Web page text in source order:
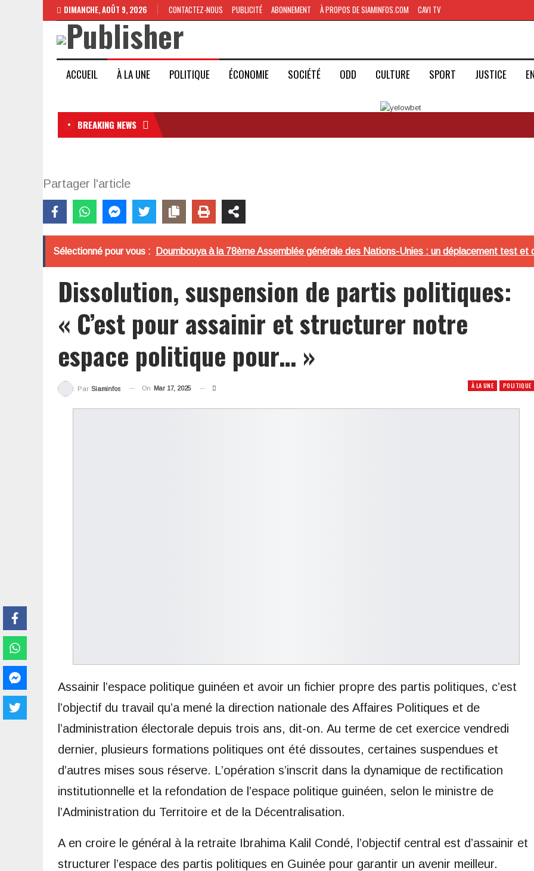
DIMANCHE, AOÛT 9, 2026 CONTACTEZ-NOUS PUBLICITÉ ABONNEMENT À PROPOS DE SIAMINFOS.COM CAVI TV
ACCUEIL À LA UNE POLITIQUE ÉCONOMIE SOCIÉTÉ ODD CULTURE SPORT JUSTICE
BREAKING NEWS
Partager l'article
Sélectionné pour vous : Doumbouya à la 78ème Assemblée générale des Nations-Unies : un déplacement test et
Dissolution, suspension de partis politiques:
« C’est pour assainir et structurer notre
espace politique pour… »
À LA UNE POLITIQUE
Par Siaminfos On Mar 17, 2025
Assainir l’espace politique guinéen et avoir un fichier propre des partis politiques, c’est
l’objectif du travail qu’a mené la direction nationale des Affaires Politiques et de
l’administration électorale depuis trois ans, dit-on. Au terme de cet exercice vendredi
dernier, plusieurs formations politiques ont été dissoutes, certaines suspendues et
d’autres mises sous réserve. L’opération s’inscrit dans la dynamique de rectification
institutionnelle et la refondation de l’espace politique guinéen, selon le ministre de
l’Administration du Territoire et de la Décentralisation.
A en croire le général à la retraite Ibrahima Kalil Condé, l’objectif central est d’assainir et
structurer l’espace des partis politiques en Guinée pour garantir un avenir meilleur.